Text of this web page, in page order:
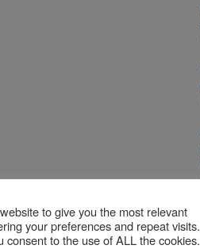
to give you the most relevant
your preferences and repeat visits.
consent to the use of ALL the cookies.